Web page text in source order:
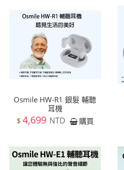
Osmile HW-R1 銀髮 輔聽
耳機
$ 4,699 NTD 購買